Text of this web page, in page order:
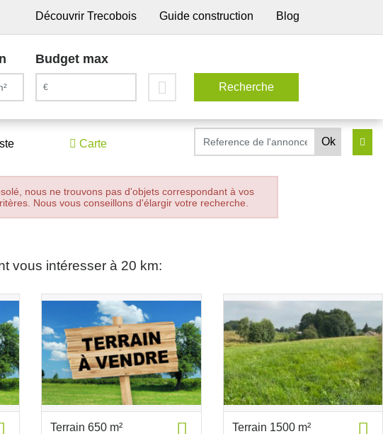
Découvrir Trecobois Guide construction Blog
Budget max
Carte
nous ne trouvons pas d'objets correspondant à vos
Nous vous conseillons d'élargir votre recherche.
vous intéresser à 20 km:
Terrain 650 m² Terrain 1500 m²